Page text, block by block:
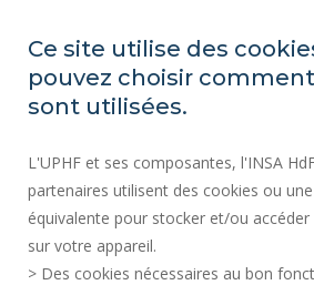
ACTOS REGLAMENTARIOS
CONTRATACIÓN PÚBLICA
INFORMACIÓN LEGAL
SALA DE PRENSA
Ce site utilise des
pouvez choisir
sont utilisées.
L'UPHF et ses composantes, l'INSA
partenaires utilisent des cookies ou
équivalente pour stocker et/ou
sur votre appareil.
> Des cookies nécessaires au bon